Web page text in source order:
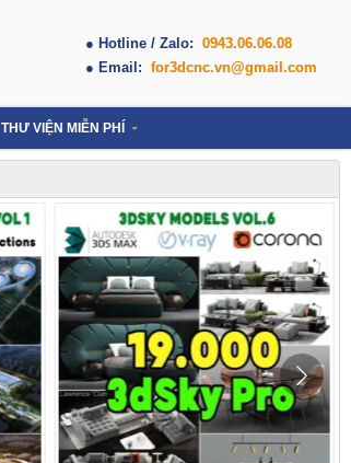
● Hotline / Zalo: 0943.06.06.08
● Email: for3dcnc.vn@gmail.com
THƯ VIỆN MIỄN PHÍ